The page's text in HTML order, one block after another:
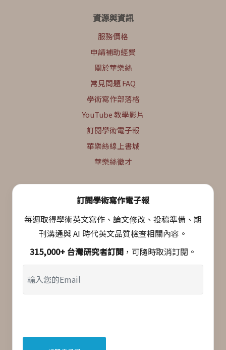
資源與資訊
服務價格
申請補助經費
關於華樂絲
常見問題 FAQ
學術寫作部落格
YouTube 教學影片
訂閱學術電子報
華樂絲線上書城
華樂絲徵才
訂閱學術寫作電子報
每週取得學術英文寫作、論文修改、投稿準備、期
刊溝通與 AI 時代英文品質檢查相關內容。
315,000+ 台灣研究者訂閱 ，可隨時取消訂閱。